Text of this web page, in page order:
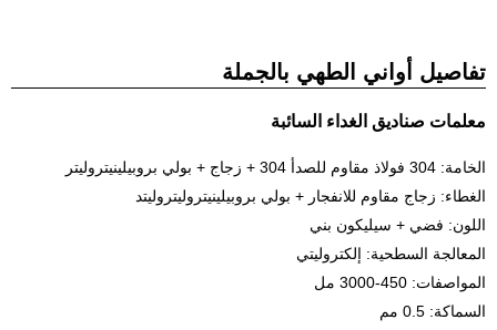
تفاصيل أواني الطهي بالجملة
معلمات صناديق الغداء السائبة
الخامة: 304 فولاذ مقاوم للصدأ 304 + زجاج + بولي بروبيلينيتروليتر
الغطاء: زجاج مقاوم للانفجار + بولي بروبيلينيتروليتروليتد
اللون: فضي + سيليكون بني
المعالجة السطحية: إلكتروليتي
المواصفات: 450-3000 مل
السماكة: 0.5 مم